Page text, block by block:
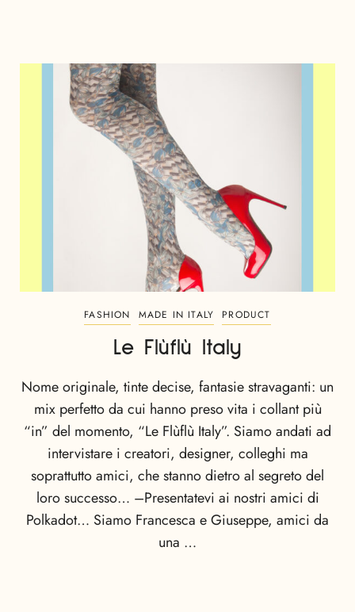
FASHION MADE IN ITALY PRODUCT
Le Flùflù Italy
Nome originale, tinte decise, fantasie stravaganti: un
mix perfetto da cui hanno preso vita i collant più
“in” del momento, “Le Flùflù Italy”. Siamo andati ad
intervistare i creatori, designer, colleghi ma
soprattutto amici, che stanno dietro al segreto del
loro successo… –Presentatevi ai nostri amici di
Polkadot… Siamo Francesca e Giuseppe, amici da
una …